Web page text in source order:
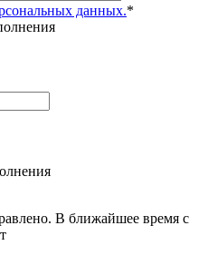
данных.*
В ближайшее время с